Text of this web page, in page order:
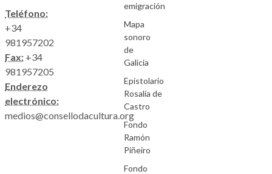
Teléfono:
+34
981957202
Fax: +34
981957205
Enderezo
electrónico:
medios@consellodacultura.org
emigración
Mapa
sonoro
de
Galicia
Epistolario
Rosalía de
Castro
Fondo
Ramón
Piñeiro
Fondo